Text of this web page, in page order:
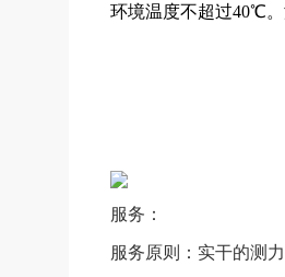
环境温度不超过40℃
服务：
服务原则：实干的测